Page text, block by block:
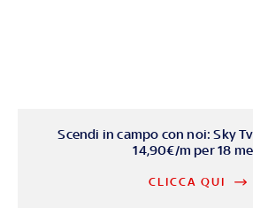
Scendi in campo con noi: Sky
14,90€/m per 18
CLICCA QUI